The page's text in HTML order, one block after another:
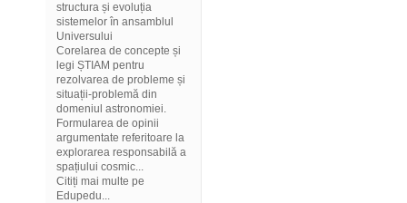
structura și evoluția
sistemelor în ansamblul
Universului
Corelarea de concepte și
legi ȘTIAM pentru
rezolvarea de probleme și
situații-problemă din
domeniul astronomiei.
Formularea de opinii
argumentate referitoare la
explorarea responsabilă a
spațiului cosmic...
Citiți mai multe pe
Edupedu...